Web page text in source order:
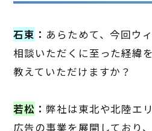
石束 ： あらためて、今回ウ
相談いただくに至った経緯を
教えていただけますか？
若松 ：弊社は東北や北陸エ
広告の事業を展開しており、